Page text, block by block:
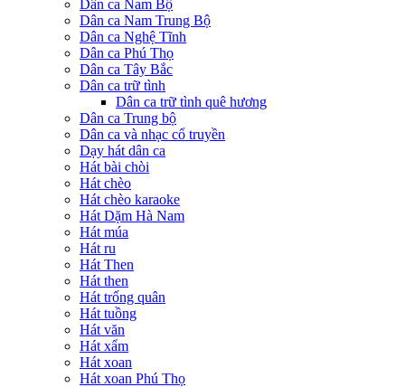
Dân ca Nam Bộ
Dân ca Nam Trung Bộ
Dân ca Nghệ Tĩnh
Dân ca Phú Thọ
Dân ca Tây Bắc
Dân ca trữ tình
Dân ca trữ tình quê hương
Dân ca Trung bộ
Dân ca và nhạc cổ truyền
Dạy hát dân ca
Hát bài chòi
Hát chèo
Hát chèo karaoke
Hát Dặm Hà Nam
Hát múa
Hát ru
Hát Then
Hát then
Hát trống quân
Hát tuồng
Hát văn
Hát xẩm
Hát xoan
Hát xoan Phú Thọ